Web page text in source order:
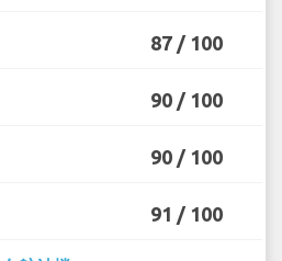
87 / 100
90 / 100
90 / 100
91 / 100